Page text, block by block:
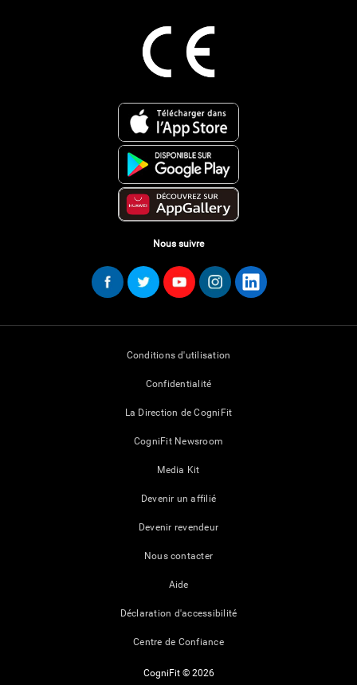
Nous suivre
Conditions d'utilisation
Confidentialité
La Direction de CogniFit
CogniFit Newsroom
Media Kit
Devenir un affilié
Devenir revendeur
Nous contacter
Aide
Déclaration d'accessibilité
Centre de Confiance
CogniFit © 2026